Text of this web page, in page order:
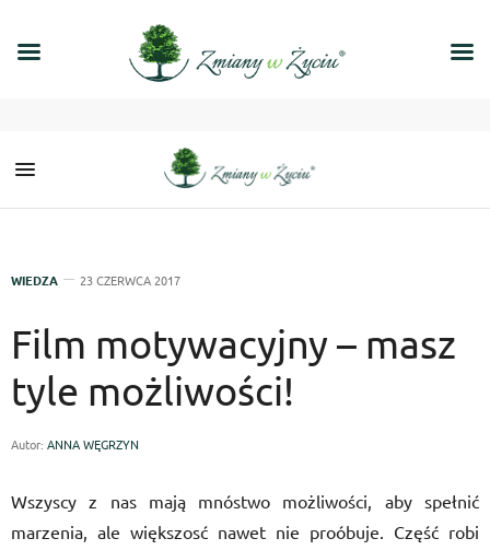
WIEDZA 23 CZERWCA 2017
Film motywacyjny – masz
tyle możliwości!
Autor: ANNA WĘGRZYN
Wszyscy z nas mają mnóstwo możliwości, aby spełnić
marzenia, ale większosć nawet nie proóbuje. Część robi